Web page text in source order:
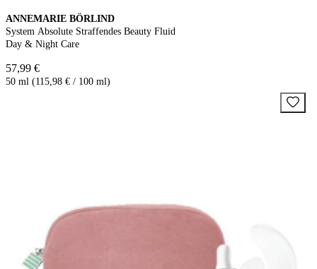
ANNEMARIE BÖRLIND
System Absolute Straffendes Beauty Fluid
Day & Night Care
57,99 €
50 ml (115,98 € / 100 ml)